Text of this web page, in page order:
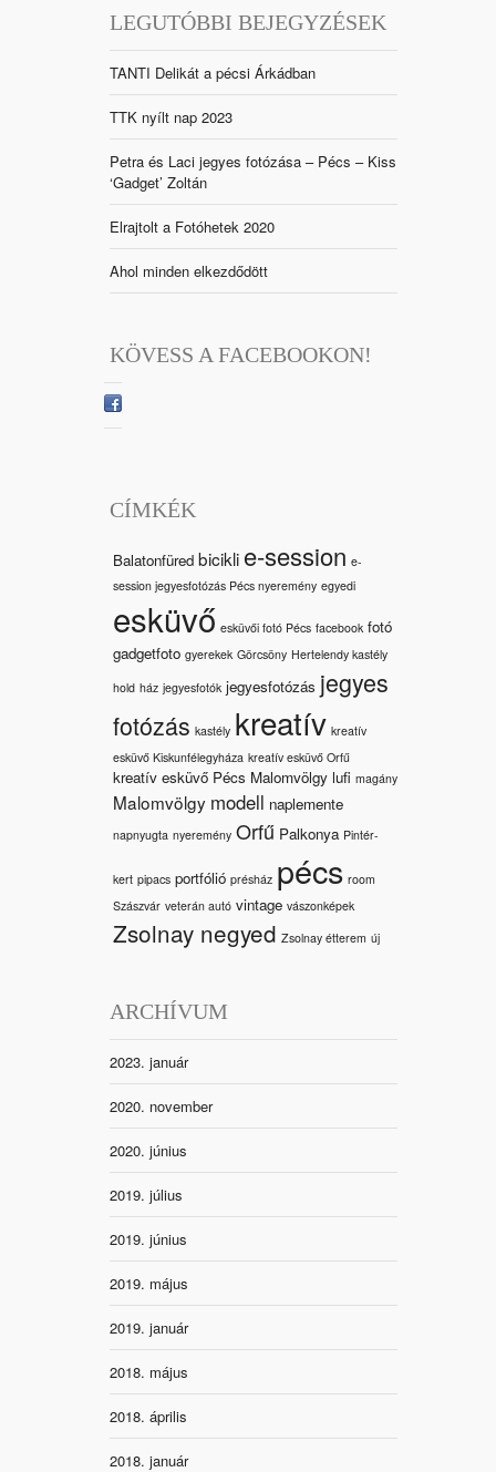
LEGUTÓBBI BEJEGYZÉSEK
TANTI Delikát a pécsi Árkádban
TTK nyílt nap 2023
Petra és Laci jegyes fotózása – Pécs – Kiss
‘Gadget’ Zoltán
Elrajtolt a Fotóhetek 2020
Ahol minden elkezdődött
KÖVESS A FACEBOOKON!
CÍMKÉK
Balatonfüred bicikli e-session e-
session jegyesfotózás Pécs nyeremény egyedi
esküvő esküvői fotó Pécs facebook fotó
gadgetfoto gyerekek Görcsöny Hertelendy kastély
hold ház jegyesfotók jegyesfotózás jegyes
fotózás kastély kreatív kreatív
esküvő Kiskunfélegyháza kreatív esküvő Orfű
kreatív esküvő Pécs Malomvölgy lufi magány
Malomvölgy modell naplemente
napnyugta nyeremény Orfű Palkonya Pintér-
kert pipacs portfólió présház pécs room
Szászvár veterán autó vintage vászonképek
Zsolnay negyed Zsolnay étterem új
ARCHÍVUM
2023. január
2020. november
2020. június
2019. július
2019. június
2019. május
2019. január
2018. május
2018. április
2018. január